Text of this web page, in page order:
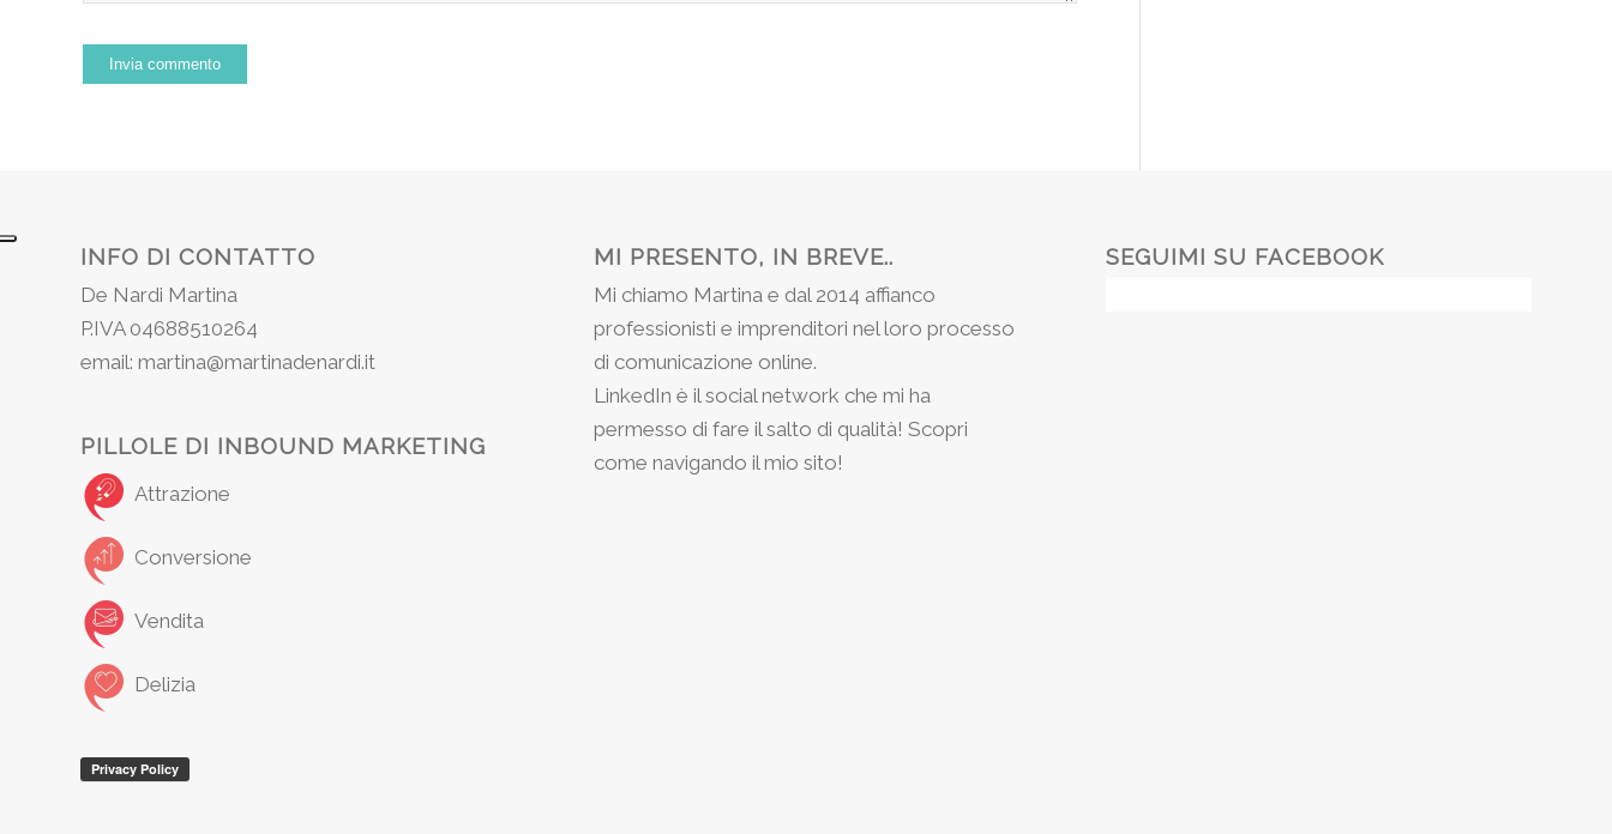
INFO DI CONTATTO
De Nardi Martina
P.IVA 04688510264
email: martina@martinadenardi.it
PILLOLE DI INBOUND MARKETING
Attrazione
Conversione
Vendita
Delizia
MI PRESENTO, IN BREVE..
Mi chiamo Martina e dal 2014 affianco
professionisti e imprenditori nel loro processo
di comunicazione online.
LinkedIn è il social network che mi ha
permesso di fare il salto di qualità! Scopri
come navigando il mio sito!
SEGUIMI SU FACEBOOK